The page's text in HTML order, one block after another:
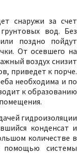
снаружи за счет
вод. Без
поздно пойдут
От осевшего на
воздух снизит
приведет к порче.
необходима и по
к образованию
гидроизоляции
конденсат и
количестве в
помощью системы